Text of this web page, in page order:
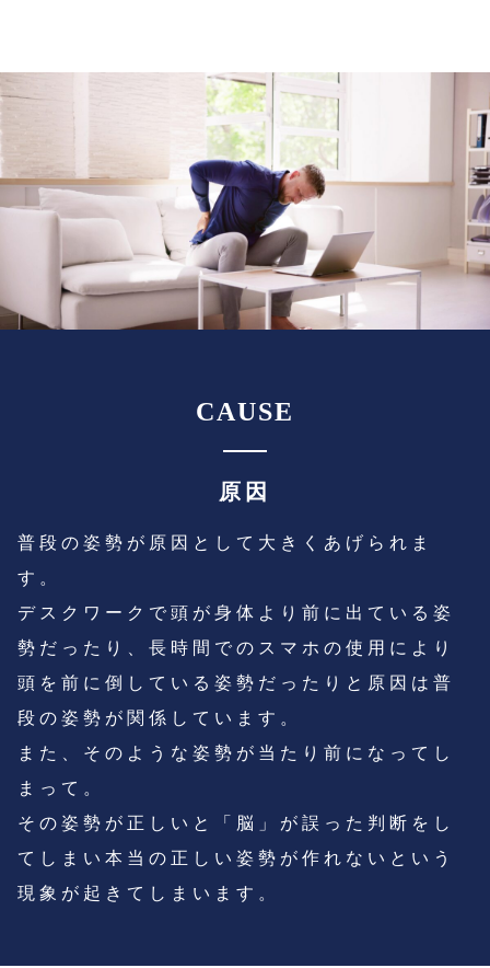
CAUSE
原因
普段の姿勢が原因として大きくあげられま
す。
デスクワークで頭が身体より前に出ている姿
勢だったり、長時間でのスマホの使用により
頭を前に倒している姿勢だったりと原因は普
段の姿勢が関係しています。
また、そのような姿勢が当たり前になってし
まって。
その姿勢が正しいと「脳」が誤った判断をし
てしまい本当の正しい姿勢が作れないという
現象が起きてしまいます。